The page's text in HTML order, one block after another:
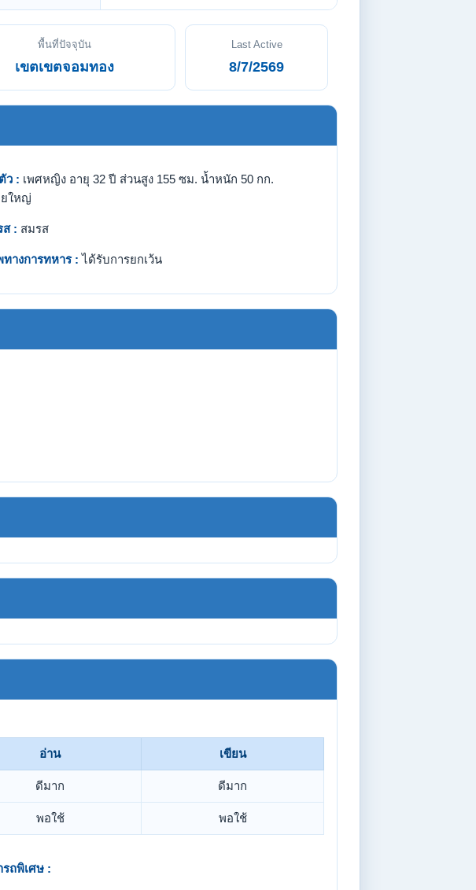
พื้นที่ปัจจุบัน
เขตเขตจอมทอง
Last Active
8/7/2569
ว : เพศหญิง อายุ 32 ปี ส่วนสูง 155 ซม. น้ำหนัก 50 กก.
ใหญ่
ส : สมรส
างการทหาร : ได้รับการยกเว้น
อ่าน เขียน
ดีมาก ดีมาก
พอใช้ พอใช้
ถพิเศษ :